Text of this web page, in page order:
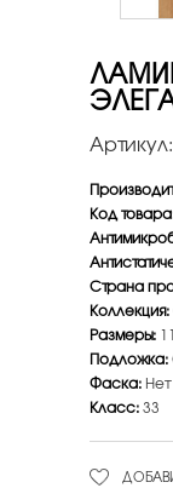
Артикул:
Код
Страна
Коллекция:
Размеры:
Подложка:
Фаска: Нет
Класс:33